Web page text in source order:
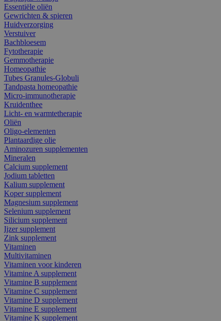
Essentiële oliën
Gewrichten & spieren
Huidverzorging
Verstuiver
Bachbloesem
Fytotherapie
Gemmotherapie
Homeopathie
Tubes Granules-Globuli
Tandpasta homeopathie
Micro-immunotherapie
Kruidenthee
Licht- en warmtetherapie
Oliën
Oligo-elementen
Plantaardige olie
Aminozuren supplementen
Mineralen
Calcium supplement
Jodium tabletten
Kalium supplement
Koper supplement
Magnesium supplement
Selenium supplement
Silicium supplement
Ijzer supplement
Zink supplement
Vitaminen
Multivitaminen
Vitaminen voor kinderen
Vitamine A supplement
Vitamine B supplement
Vitamine C supplement
Vitamine D supplement
Vitamine E supplement
Vitamine K supplement